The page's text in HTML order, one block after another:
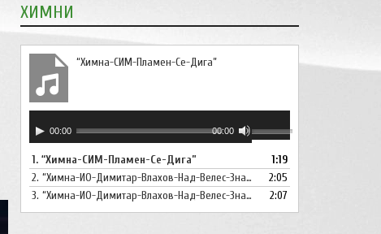
ХИМНИ
“Химна-СИМ-Пламен-Се-Дига”
плејер00:00 00:00
ги
копшињата
Горна
стрела/
Долна
1.“Химна-СИМ-Пламен-Се-Дига”
1:19
2.“Химна-ИО-Димитар-Влахов-Над-Велес-Знаме-Се-Вее”
2:05
3.“Химна-ИО-Димитар-Влахов-Над-Велес-Знаме-Се-Вее-Инструментал” 2:07